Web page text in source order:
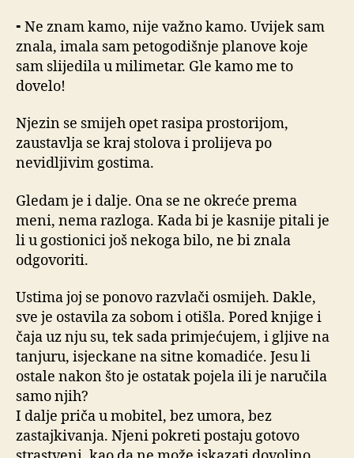
⁃ Ne znam kamo, nije važno kamo. Uvijek sam
znala, imala sam petogodišnje planove koje
sam slijedila u milimetar. Gle kamo me to
dovelo!
Njezin se smijeh opet rasipa prostorijom,
zaustavlja se kraj stolova i prolijeva po
nevidljivim gostima.
Gledam je i dalje. Ona se ne okreće prema
meni, nema razloga. Kada bi je kasnije pitali je
li u gostionici još nekoga bilo, ne bi znala
odgovoriti.
Ustima joj se ponovo razvlači osmijeh. Dakle,
sve je ostavila za sobom i otišla. Pored knjige i
čaja uz nju su, tek sada primjećujem, i gljive na
tanjuru, isjeckane na sitne komadiće. Jesu li
ostale nakon što je ostatak pojela ili je naručila
samo njih?
I dalje priča u mobitel, bez umora, bez
zastajkivanja. Njeni pokreti postaju gotovo